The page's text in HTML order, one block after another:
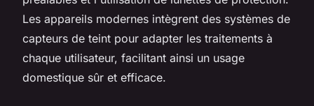
Les appareils modernes intègrent des systèmes de
capteurs de teint pour adapter les traitements à
chaque utilisateur, facilitant ainsi un usage
domestique sûr et efficace.